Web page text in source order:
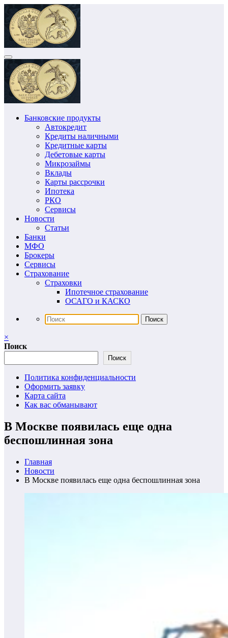
Перейти
содержимому
Банковские продукты
Автокредит
Кредиты наличными
Кредитные карты
Дебетовые карты
Микрозаймы
Вклады
Карты рассрочки
Ипотека
РКО
Сервисы
Новости
Статьи
Банки
МФО
Брокеры
Сервисы
Страхование
Страховки
Ипотечное страхование
ОСАГО и КАСКО
×
Поиск
Поиск
Политика конфиденциальности
Оформить заявку
Карта сайта
Как вас обманывают
В Москве появилась еще одна
беспошлинная зона
Главная
Новости
В Москве появилась еще одна беспошлинная зона